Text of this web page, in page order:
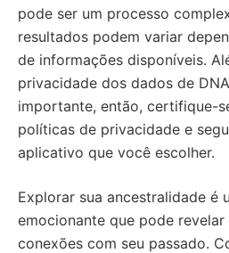
pode ser um processo
resultados podem variar
de informações disponíveis.
privacidade dos dados de
importante, então, certifique-
políticas de privacidade e
aplicativo que você escolher.
Explorar sua ancestralidade é
emocionante que pode
conexões com seu passado.